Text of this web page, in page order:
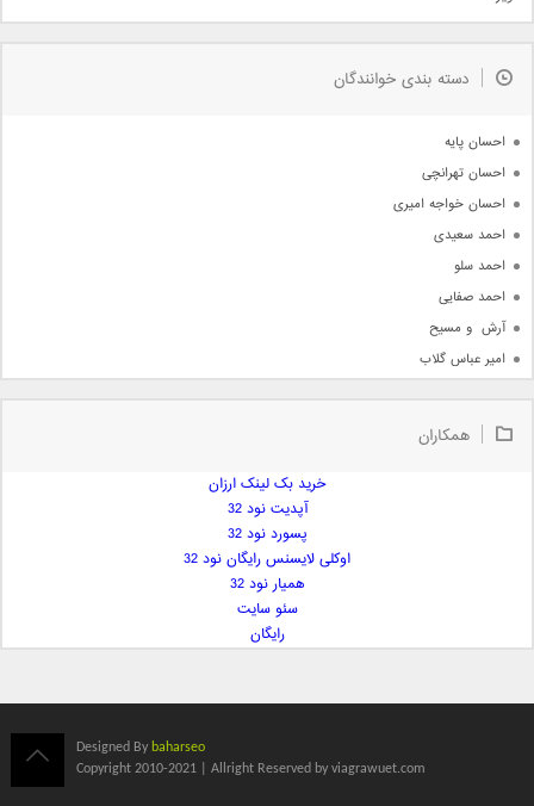
مذهبی
جدیدترین ها
دسته بندی خوانندگان
احسان پایه
احسان تهرانچی
احسان خواجه امیری
احمد سعیدی
احمد سلو
احمد صفایی
آرش  و مسیح
امیر عباس گلاب
امیر علی
ایمان فلاح
همکاران
خرید بک لینک ارزان
آپدیت نود 32
پسورد نود 32
اوکلی لایسنس رایگان نود 32
همیار نود 32
سئو سایت
رایگان
Designed By baharseo
Copyright 2010-2021 | Allright Reserved by viagrawuet.com